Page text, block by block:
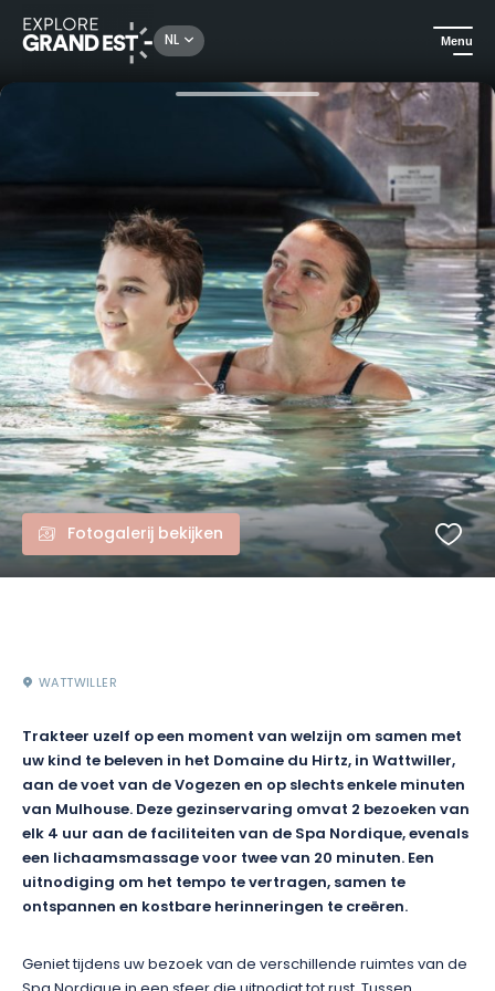
NL Menu
Kijk je ogen uit in de Grand Est Ouders en kinderen in het Nordic Spa arrangement van Domaine du Hirtz
Fotogalerij bekijken
WATTWILLER
Trakteer uzelf op een moment van welzijn om samen met
uw kind te beleven in het Domaine du Hirtz, in Wattwiller,
aan de voet van de Vogezen en op slechts enkele minuten
van Mulhouse. Deze gezinservaring omvat 2 bezoeken van
elk 4 uur aan de faciliteiten van de Spa Nordique, evenals
een lichaamsmassage voor twee van 20 minuten. Een
uitnodiging om het tempo te vertragen, samen te
ontspannen en kostbare herinneringen te creëren.
Geniet tijdens uw bezoek van de verschillende ruimtes van de